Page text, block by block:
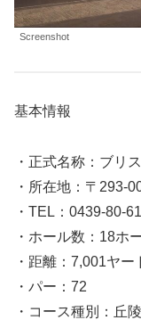
Screenshot
基本情報
・正式名称：ブリ
・所在地：〒293-
・TEL：0439-80-
・ホール数：18ホ
・距離：7,001ヤー
・パー：72
・コース種別：丘